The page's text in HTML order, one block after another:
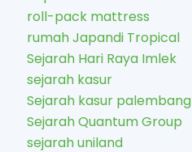
roll-pack mattress
rumah Japandi Tropical
Sejarah Hari Raya Imlek
sejarah kasur
Sejarah kasur palembang
Sejarah Quantum Group
sejarah uniland